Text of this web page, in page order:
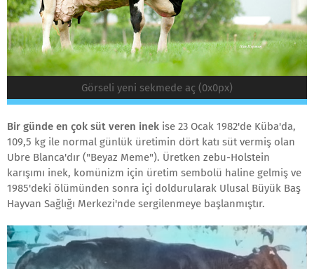
Görseli yeni sekmede aç (0x0px)
Bir günde en çok süt veren inek ise 23 Ocak 1982'de Küba'da,
109,5 kg ile normal günlük üretimin dört katı süt vermiş olan
Ubre Blanca'dır ("Beyaz Meme"). Üretken zebu-Holstein
karışımı inek, komünizm için üretim sembolü haline gelmiş ve
1985'deki ölümünden sonra içi doldurularak Ulusal Büyük Baş
Hayvan Sağlığı Merkezi'nde sergilenmeye başlanmıştır.